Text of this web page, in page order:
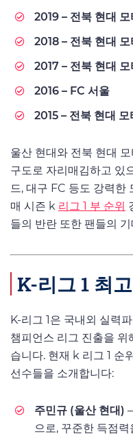
2019 – 전북 현대
2018 – 전북 현대
2017 – 전북 현대
2016 – FC 서울
2015 – 전북 현대 모
울산 현대와 전북 현대
구도로 자리매김하고 있
드, 대구 FC 등도 강력한
매 시즌 k 리그 1 부 순위
들의 반란 또한 팬들의
K-리그 1 최
K-리그 1은 국내외 실력
챔피언스 리그 진출을 위
습니다. 현재 k 리그 1 순
선수들을 소개합니다:
주민규 (울산 현대)
으로, 꾸준한 득점